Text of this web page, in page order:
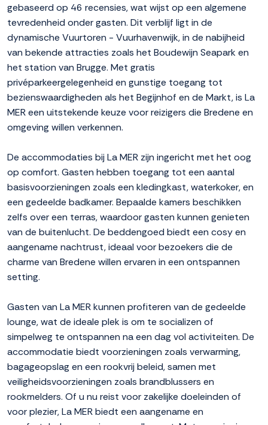
gebaseerd op 46 recensies, wat wijst op een algemene
tevredenheid onder gasten. Dit verblijf ligt in de
dynamische Vuurtoren - Vuurhavenwijk, in de nabijheid
van bekende attracties zoals het Boudewijn Seapark en
het station van Brugge. Met gratis
privéparkeergelegenheid en gunstige toegang tot
bezienswaardigheden als het Begijnhof en de Markt, is La
MER een uitstekende keuze voor reizigers die Bredene en
omgeving willen verkennen.
De accommodaties bij La MER zijn ingericht met het oog
op comfort. Gasten hebben toegang tot een aantal
basisvoorzieningen zoals een kledingkast, waterkoker, en
een gedeelde badkamer. Bepaalde kamers beschikken
zelfs over een terras, waardoor gasten kunnen genieten
van de buitenlucht. De beddengoed biedt een cosy en
aangename nachtrust, ideaal voor bezoekers die de
charme van Bredene willen ervaren in een ontspannen
setting.
Gasten van La MER kunnen profiteren van de gedeelde
lounge, wat de ideale plek is om te socializen of
simpelweg te ontspannen na een dag vol activiteiten. De
accommodatie biedt voorzieningen zoals verwarming,
bagageopslag en een rookvrij beleid, samen met
veiligheidsvoorzieningen zoals brandblussers en
rookmelders. Of u nu reist voor zakelijke doeleinden of
voor plezier, La MER biedt een aangename en